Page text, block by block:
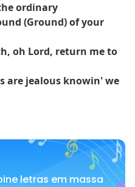
ordinary
(Ground) of your
oh Lord, return me to
are jealous knowin' we
letras em massa